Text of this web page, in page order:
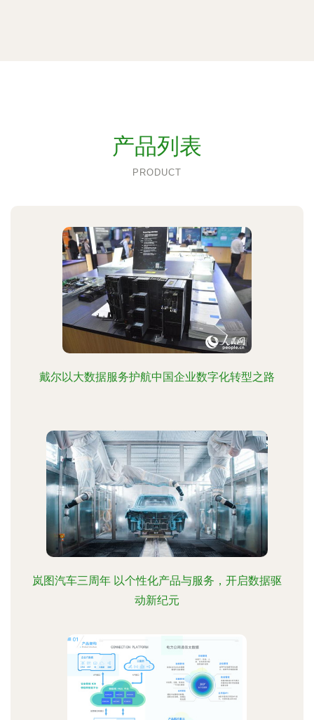
产品列表
PRODUCT
戴尔以大数据服务护航中国企业数字化转型之路
岚图汽车三周年 以个性化产品与服务，开启数据驱
动新纪元